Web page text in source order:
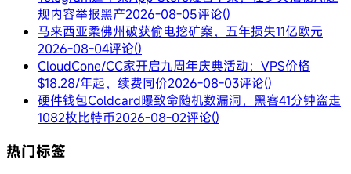
规内容举报黑产2026-08-05评论()
马来西亚柔佛州破获偷电挖矿案，五年损失11亿欧元
2026-08-04评论()
CloudCone/CC家开启九周年庆典活动：VPS价格
$18.28/年起，续费同价2026-08-03评论()
硬件钱包Coldcard曝致命随机数漏洞，黑客41分钟盗走
1082枚比特币2026-08-02评论()
热门标签